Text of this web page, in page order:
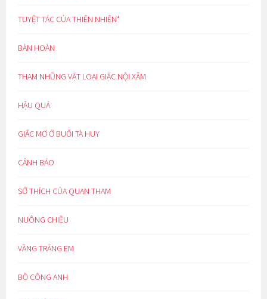
TUYỆT TÁC CỦA THIÊN NHIÊN*
BÀN HOÀN
THAM NHŨNG VẶT LOẠI GIẶC NỘI XÂM
HẬU QUẢ
GIẤC MƠ Ở BUỔI TÀ HUY
CẢNH BÁO
SỞ THÍCH CỦA QUAN THAM
NUÔNG CHIỀU
VẦNG TRĂNG EM
BỒ CÔNG ANH